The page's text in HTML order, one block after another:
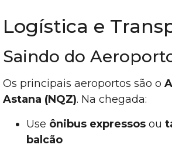
Logística e
Saindo do
Os principais aeroportos são o
Astana (NQZ). Na chegada:
Use ônibus expressos ou
balcão